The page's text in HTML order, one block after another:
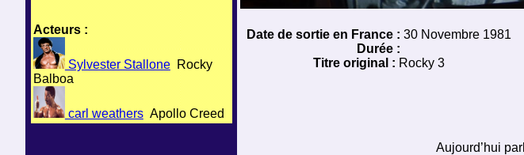
Acteurs :
Sylvester StalloneRocky
Balboa
carl weathersApollo Creed
Date de sortie en France : 30 Novembre 1981
Durée :
Titre original : Rocky 3
Aujourd’hui